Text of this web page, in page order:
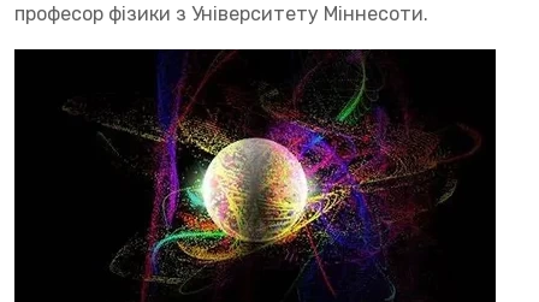
професор фізики з Університету Міннесоти.